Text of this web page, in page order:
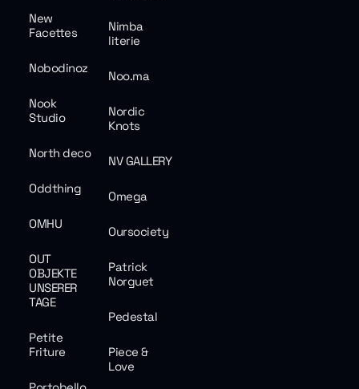
New
Facettes
Nimba
literie
Nobodinoz
Noo.ma
Nook
Studio
Nordic
Knots
North deco
NV GALLERY
Oddthing
Omega
OMHU
Oursociety
OUT
OBJEKTE
UNSERER
TAGE
Patrick
Norguet
Pedestal
Petite
Friture
Piece &
Love